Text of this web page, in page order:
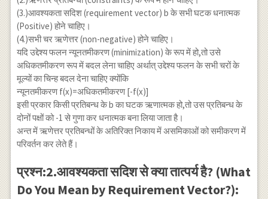
(3.)आवश्यकता सदिश (requirement vector) b के सभी घटक धनात्मक
(Positive) होने चाहिए।
(4.)सभी चर ऋणेत्तर (non-negative) होने चाहिए।
यदि उद्देश्य फलन न्यूनतमीकरण (minimization) के रूप में हो,तो उसे
अधिकतमीकरण रूप में बदल लेना चाहिए अर्थात् उद्देश्य फलन के सभी चरों के
मूल्यों का चिन्ह बदल देना चाहिए क्योंकि
न्यूनतमीकरण f(x)=अधिकतमीकरण [-f(x)]
इसी प्रकार किसी प्रतिबन्ध के b का घटक ऋणात्मक हो,तो उस प्रतिबन्ध के
दोनों पक्षों को -1 से गुणा कर धनात्मक बना लिया जाता है।
अन्त में ऋणेत्तर प्रतिबन्धों के अतिरिक्त निकाय में असमिकाओं को समीकरण में
परिवर्तन कर लेते हैं।
प्रश्न:2.आवश्यकता सदिश से क्या तात्पर्य है? (What
Do You Mean by Requirement Vector?):